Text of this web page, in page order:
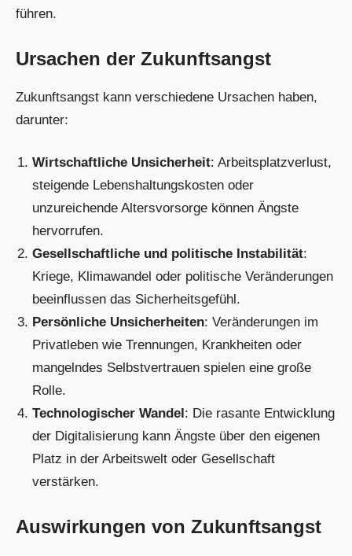
führen.
Ursachen der Zukunftsangst
Zukunftsangst kann verschiedene Ursachen haben,
darunter:
Wirtschaftliche Unsicherheit: Arbeitsplatzverlust,
steigende Lebenshaltungskosten oder
unzureichende Altersvorsorge können Ängste
hervorrufen.
Gesellschaftliche und politische Instabilität:
Kriege, Klimawandel oder politische Veränderungen
beeinflussen das Sicherheitsgefühl.
Persönliche Unsicherheiten: Veränderungen im
Privatleben wie Trennungen, Krankheiten oder
mangelndes Selbstvertrauen spielen eine große
Rolle.
Technologischer Wandel : Die rasante Entwicklung
der Digitalisierung kann Ängste über den eigenen
Platz in der Arbeitswelt oder Gesellschaft
verstärken.
Auswirkungen von Zukunftsangst